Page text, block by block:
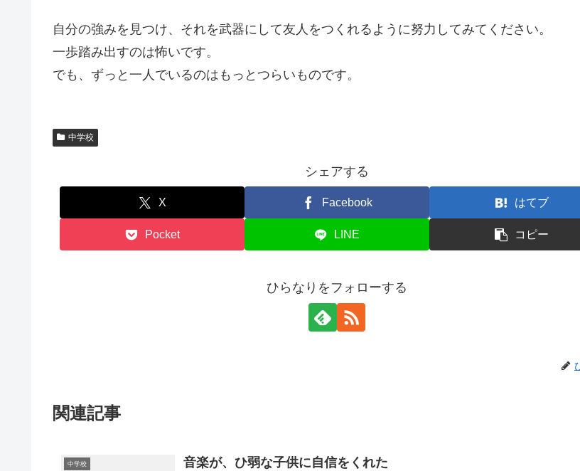
自分の強みを見つけ、それを武器にして友人をつくれるように努力してみてください。
一歩踏み出すのは怖いです。
でも、ずっと一人でいるのはもっとつらいものです。
中学校
シェアする
X Facebook はてブ
Pocket LINE コピー
ひらなりをフォローする
関連記事
中学校 音楽が、ひ弱な子供に自信をくれた